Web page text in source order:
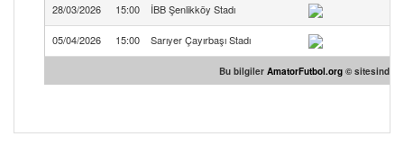
28/03/2026 15:00 İBB Şenlikköy Stadı
05/04/2026 15:00 Sarıyer Çayırbaşı Stadı
Bu bilgiler AmatorFutbol.org© sitesinden